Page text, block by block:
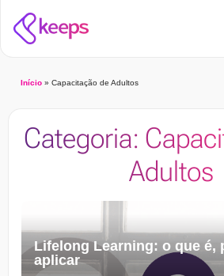
Início » Capacitação de Adultos
Categoria:
Adultos
Lifelong Learning: o que é,
aplicar